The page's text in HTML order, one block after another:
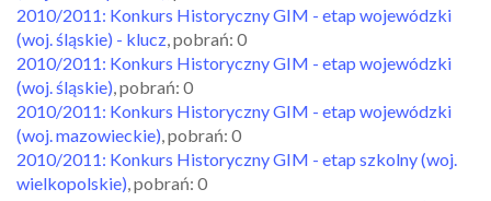
2010/2011: Konkurs Historyczny GIM - etap wojewódzki
(woj. śląskie) - klucz , pobrań: 0
2010/2011: Konkurs Historyczny GIM - etap wojewódzki
(woj. śląskie) , pobrań: 0
2010/2011: Konkurs Historyczny GIM - etap wojewódzki
(woj. mazowieckie) , pobrań: 0
2010/2011: Konkurs Historyczny GIM - etap szkolny (woj.
wielkopolskie) , pobrań: 0